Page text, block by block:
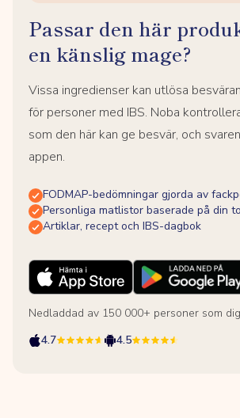
Passar den här
en känslig mage?
Vissa ingredienser kan utlösa
för personer med IBS. Noba
som den här kan ge besvär, och
appen.
FODMAP-bedömningar gjorda av
Personliga matlistor baserade på din
Artiklar, recept och IBS-dagbok
Nedladdad av 150 000+ personer som dig
4.7
4.5